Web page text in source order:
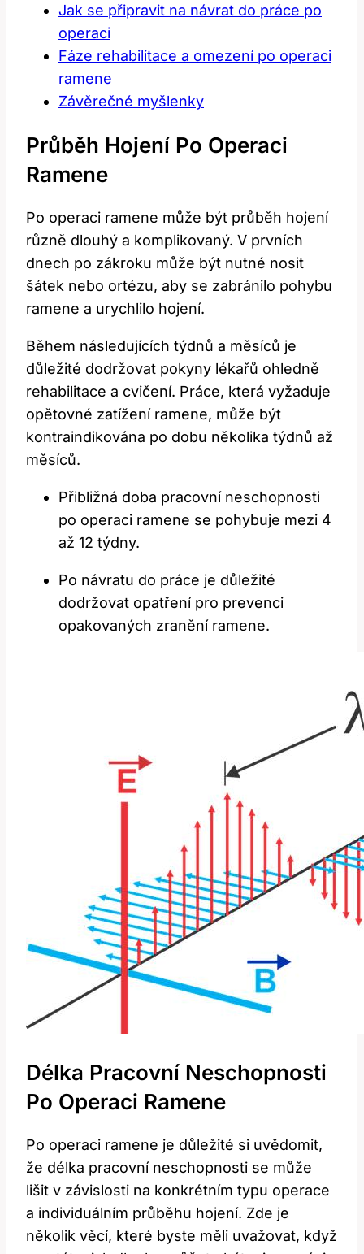
Jak se připravit na ​návrat⁢ do práce⁢ po
‍operaci
Fáze rehabilitace a‍ omezení ‌po operaci
ramene
Závěrečné myšlenky
Průběh Hojení‌ Po Operaci
Ramene
Po ‌operaci ramene může být průběh hojení
⁣různě dlouhý a komplikovaný. V prvních
dnech po zákroku může být⁢ nutné nosit
šátek nebo ortézu, aby se‍ zabránilo pohybu‌
ramene a urychlilo hojení.
Během následujících týdnů a měsíců je
důležité dodržovat pokyny lékařů ohledně
rehabilitace a‍ cvičení. Práce, která vyžaduje
opětovné⁣ zatížení ramene, může být
kontraindikována ⁣po‍ dobu několika týdnů až
měsíců.
Přibližná doba​ pracovní neschopnosti
po operaci ramene se ​pohybuje mezi 4
‍až⁣ 12 týdny.
Po návratu do práce je důležité
dodržovat opatření pro prevenci
opakovaných zranění ramene.
Délka Pracovní Neschopnosti
Po Operaci Ramene
Po operaci ramene je důležité ‌si uvědomit,
že délka pracovní neschopnosti se může
lišit⁤ v závislosti na ⁣konkrétním typu ​operace
a individuálním⁤ průběhu hojení. Zde ‌je
několik věcí, které ⁢byste měli uvažovat, když